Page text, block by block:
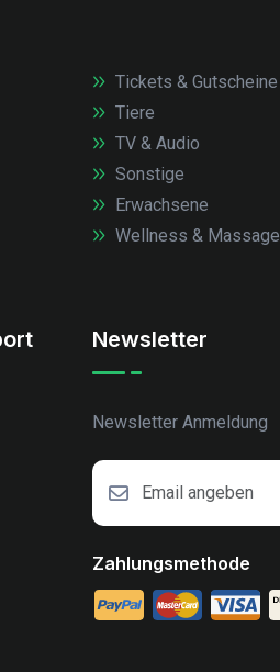
Tickets & Gutscheine
Tiere
TV & Audio
Sonstige
Erwachsene
Wellness & Massage
Newsletter
Newsletter Anmeldung
Zahlungsmethode